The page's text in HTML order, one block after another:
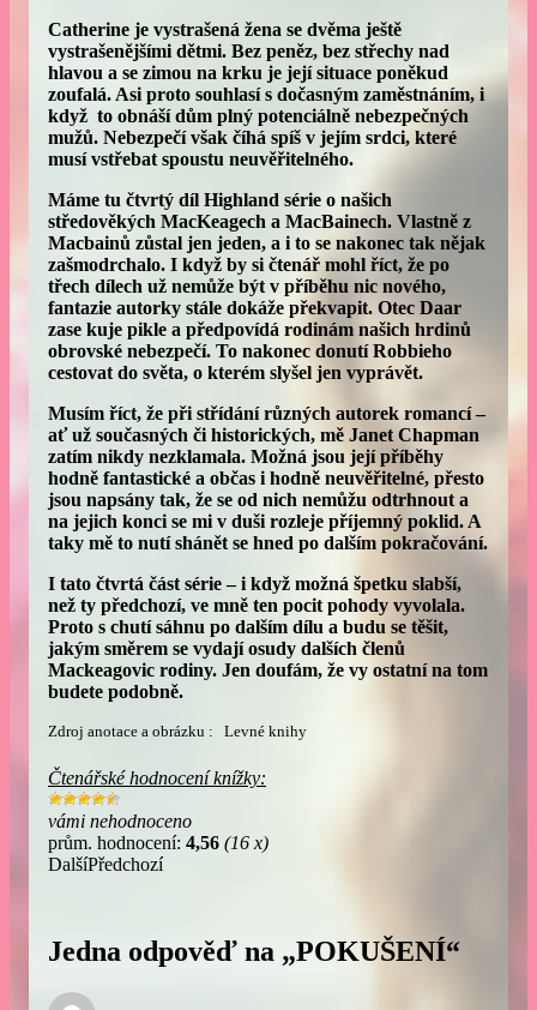
Catherine je vystrašená žena se dvěma ještě
vystrašenějšími dětmi. Bez peněz, bez střechy nad
hlavou a se zimou na krku je její situace poněkud
zoufalá. Asi proto souhlasí s dočasným zaměstnáním, i
když to obnáší dům plný potenciálně nebezpečných
mužů. Nebezpečí však číhá spíš v jejím srdci, které
musí vstřebat spoustu neuvěřitelného.
Máme tu čtvrtý díl Highland série o našich
středověkých MacKeagech a MacBainech. Vlastně z
Macbainů zůstal jen jeden, a i to se nakonec tak nějak
zašmodrchalo. I když by si čtenář mohl říct, že po
třech dílech už nemůže být v příběhu nic nového,
fantazie autorky stále dokáže překvapit. Otec Daar
zase kuje pikle a předpovídá rodinám našich hrdinů
obrovské nebezpečí. To nakonec donutí Robbieho
cestovat do světa, o kterém slyšel jen vyprávět.
Musím říct, že při střídání různých autorek romancí –
ať už současných či historických, mě Janet Chapman
zatím nikdy nezklamala. Možná jsou její příběhy
hodně fantastické a občas i hodně neuvěřitelné, přesto
jsou napsány tak, že se od nich nemůžu odtrhnout a
na jejich konci se mi v duši rozleje příjemný poklid. A
taky mě to nutí shánět se hned po dalším pokračování.
I tato čtvrtá část série – i když možná špetku slabší,
než ty předchozí, ve mně ten pocit pohody vyvolala.
Proto s chutí sáhnu po dalším dílu a budu se těšit,
jakým směrem se vydají osudy dalších členů
Mackeagovic rodiny. Jen doufám, že vy ostatní na tom
budete podobně.
Zdroj anotace a obrázku : Levné knihy
Čtenářské hodnocení knížky:
vámi nehodnoceno
prům. hodnocení: 4,56 (16 x)
DalšíPředchozí
Jedna odpověď na „POKUŠENÍ“